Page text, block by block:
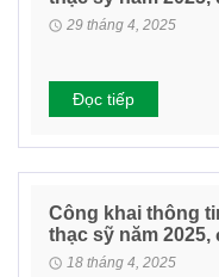
29 tháng 4, 2025
Đọc tiếp
Công khai thông
thạc sỹ năm 2025,
18 tháng 4, 2025